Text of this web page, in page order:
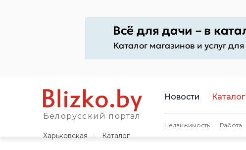
Белорусский портал
Новости Каталог
Недвижимость Работа
Харьковская
Каталог